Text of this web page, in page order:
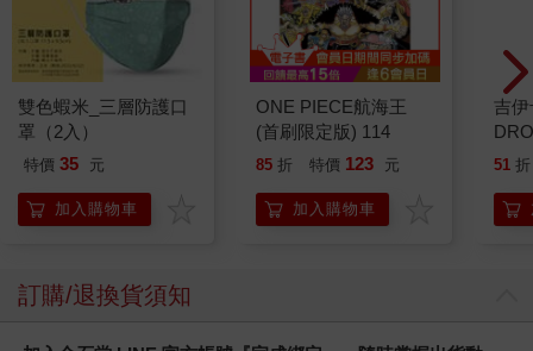
雙色蝦米_三層防護口
罩（2入）
特價 35 元
加入購物車
ONE PIECE航海王
(首刷限定版) 114
85 折 特價 123 元
加入購物車
吉
水
兔
51 折
訂購/退換貨須知